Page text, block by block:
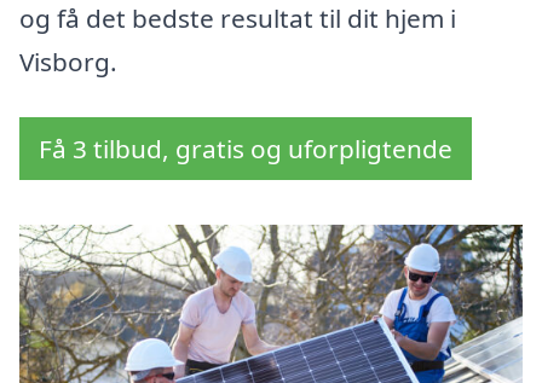
og få det bedste resultat til dit hjem i
Visborg.
Få 3 tilbud, gratis og uforpligtende